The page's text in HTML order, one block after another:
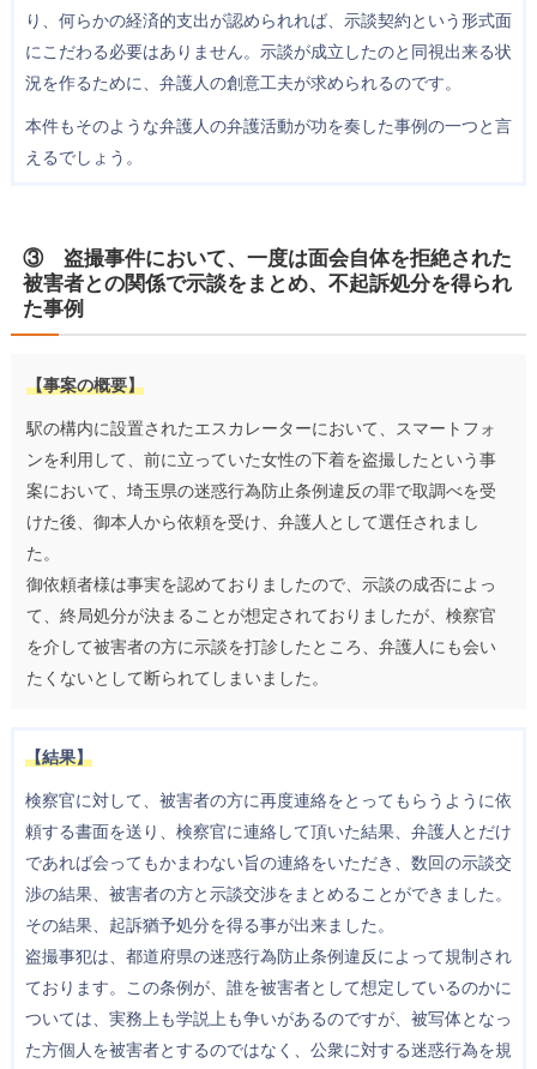
り、何らかの経済的支出が認められれば、示談契約という形式面
にこだわる必要はありません。示談が成立したのと同視出来る状
況を作るために、弁護人の創意工夫が求められるのです。
本件もそのような弁護人の弁護活動が功を奏した事例の一つと言
えるでしょう。
③ 盗撮事件において、一度は面会自体を拒絶された
被害者との関係で示談をまとめ、不起訴処分を得られ
た事例
【事案の概要】
駅の構内に設置されたエスカレーターにおいて、スマートフォ
ンを利用して、前に立っていた女性の下着を盗撮したという事
案において、埼玉県の迷惑行為防止条例違反の罪で取調べを受
けた後、御本人から依頼を受け、弁護人として選任されまし
た。
御依頼者様は事実を認めておりましたので、示談の成否によっ
て、終局処分が決まることが想定されておりましたが、検察官
を介して被害者の方に示談を打診したところ、弁護人にも会い
たくないとして断られてしまいました。
【結果】
検察官に対して、被害者の方に再度連絡をとってもらうように依
頼する書面を送り、検察官に連絡して頂いた結果、弁護人とだけ
であれば会ってもかまわない旨の連絡をいただき、数回の示談交
渉の結果、被害者の方と示談交渉をまとめることができました。
その結果、起訴猶予処分を得る事が出来ました。
盗撮事犯は、都道府県の迷惑行為防止条例違反によって規制され
ております。この条例が、誰を被害者として想定しているのかに
ついては、実務上も学説上も争いがあるのですが、被写体となっ
た方個人を被害者とするのではなく、公衆に対する迷惑行為を規